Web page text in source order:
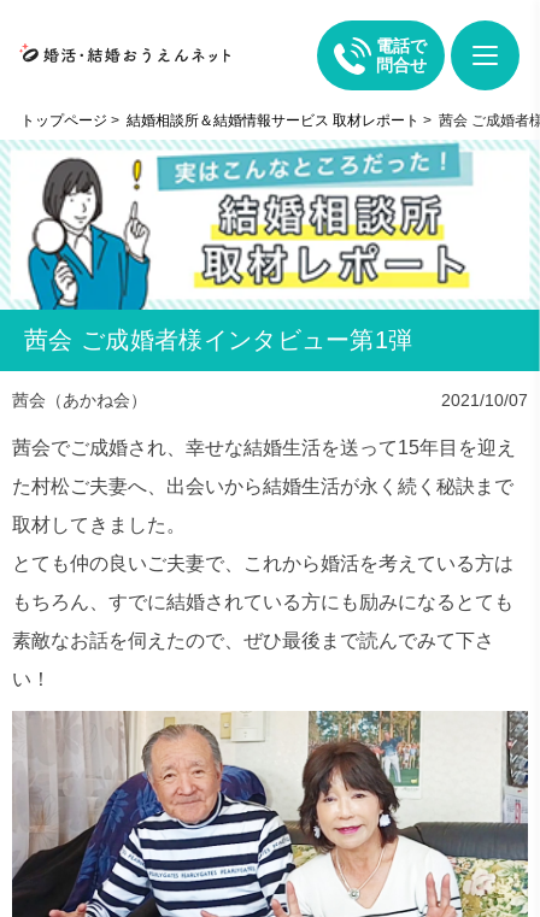
電話で
問合せ
トップページ > 結婚相談所＆結婚情報サービス 取材レポート > 茜会 ご成婚者
茜会 ご成婚者様インタビュー第1弾
茜会（あかね会） 2021/10/07
茜会でご成婚され、幸せな結婚生活を送って15年目を迎え
た村松ご夫妻へ、出会いから結婚生活が永く続く秘訣まで
取材してきました。
とても仲の良いご夫妻で、これから婚活を考えている方は
もちろん、すでに結婚されている方にも励みになるとても
素敵なお話を伺えたので、ぜひ最後まで読んでみて下さ
い！